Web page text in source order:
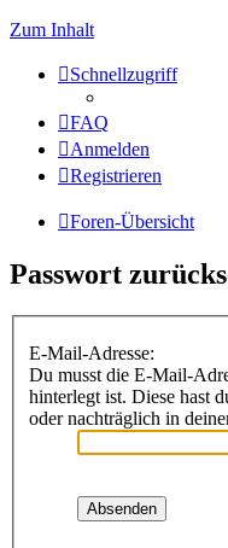
Zum Inhalt
Schnellzugriff
FAQ
Anmelden
Registrieren
Foren-Übersicht
Passwort
E-Mail-Adresse:
Du musst die E-Mail-
hinterlegt ist. Diese hast
oder nachträglich in